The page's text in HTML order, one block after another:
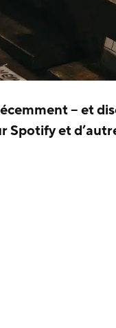
– et
Spotify et